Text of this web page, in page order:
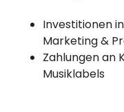
Investitionen
Marketing &
Zahlungen an
Musiklabels